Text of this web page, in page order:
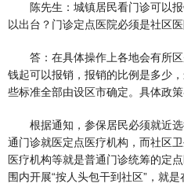
陈先生：城镇居民看门诊可以报
以出台？门诊定点医院必须是社区
答：在具体操作上各地会有所区
钱起可以报销，报销的比例是多少
些标准全部由设区市确定。具体政策
根据通知，参保居民必须就近选
通门诊就医定点医疗机构，而社区
医疗机构等就是普通门诊统筹的定
围内开展“按人头包干到社区”，就